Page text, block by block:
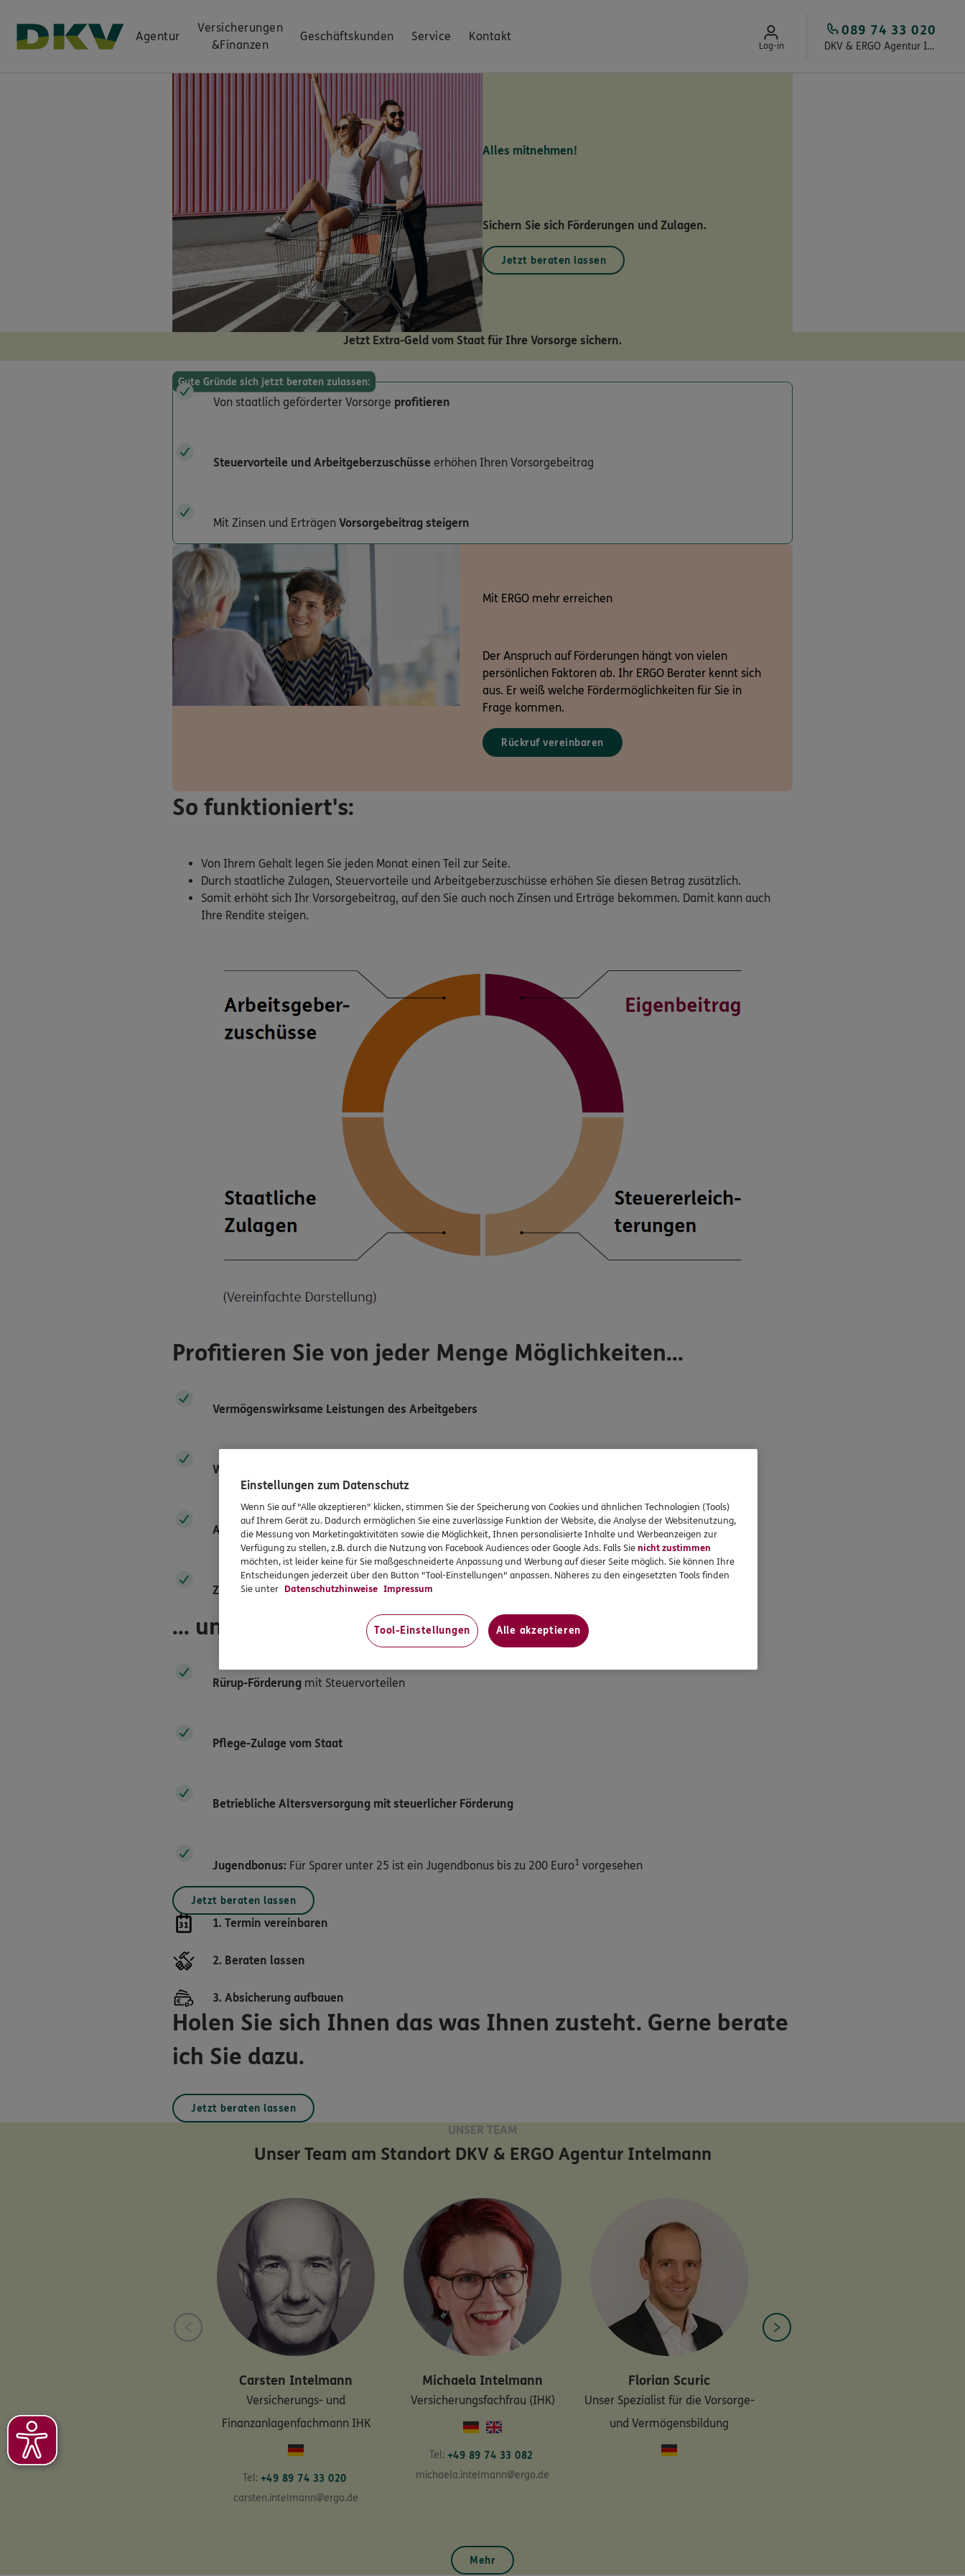
Agentur
Versicherungen
&Finanzen
Geschäftskunden Service Kontakt
Log-in DKV & ERGO Agentur Intelmann
089 74 33 020
Alles mitnehmen!
Sichern Sie sich Förderungen und Zulagen.
Jetzt beraten lassen
Jetzt Extra-Geld vom Staat für Ihre Vorsorge sichern.
Gute Gründe sich jetzt beraten zulassen:
Von staatlich geförderter Vorsorge profitieren
Steuervorteile und Arbeitgeberzuschüsse erhöhen Ihren Vorsorgebeitrag
Mit Zinsen und Erträgen Vorsorgebeitrag steigern
Mit ERGO mehr erreichen
Der Anspruch auf Förderungen hängt von vielen
persönlichen Faktoren ab. Ihr ERGO Berater kennt sich
aus. Er weiß welche Fördermöglichkeiten für Sie in
Frage kommen.
Rückruf vereinbaren
So funktioniert's:
Von Ihrem Gehalt legen Sie jeden Monat einen Teil zur Seite.
Durch staatliche Zulagen, Steuervorteile und Arbeitgeberzuschüsse erhöhen Sie diesen Betrag zusätzlich.
Somit erhöht sich Ihr Vorsorgebeitrag, auf den Sie auch noch Zinsen und Erträge bekommen. Damit kann auch
Ihre Rendite steigen.
Profitieren Sie von jeder Menge Möglichkeiten...
Vermögenswirksame Leistungen des Arbeitgebers
Wohnungsbauprämie
Arbeitnehmersparzulage
Zulagenförderungmit Berufseinsteiger-Bonus für junge Leute bis 25
... und noch mehr:
Rürup-Förderung mit Steuervorteilen
Pflege-Zulage vom Staat
Betriebliche Altersversorgung mit steuerlicher Förderung
Jugendbonus: Für Sparer unter 25 ist ein Jugendbonus bis zu 200 Euro1 vorgesehen
Jetzt beraten lassen
1. Termin vereinbaren
2. Beraten lassen
3. Absicherung aufbauen
Holen Sie sich Ihnen das was Ihnen zusteht. Gerne berate
ich Sie dazu.
Jetzt beraten lassen
UNSER TEAM
Unser Team am Standort DKV & ERGO Agentur Intelmann
Carsten Intelmann
Versicherungs- und
Finanzanlagenfachmann IHK
Tel: +49 89 74 33 020
carsten.intelmann@ergo.de
Michaela Intelmann
Versicherungsfachfrau (IHK)
Tel: +49 89 74 33 082
michaela.intelmann@ergo.de
Florian Scuric
Unser Spezialist für die Vorsorge-
und Vermögensbildung
Mehr
Einstellungen zum Datenschutz
Wenn Sie auf "Alle akzeptieren" klicken, stimmen Sie der Speicherung von Cookies und ähnlichen Technologien (Tools)
auf Ihrem Gerät zu. Dadurch ermöglichen Sie eine zuverlässige Funktion der Website, die Analyse der Websitenutzung,
die Messung von Marketingaktivitäten sowie die Möglichkeit, Ihnen personalisierte Inhalte und Werbeanzeigen zur
Verfügung zu stellen, z.B. durch die Nutzung von Facebook Audiences oder Google Ads. Falls Sienicht zustimmen
möchten, ist leider keine für Sie maßgeschneiderte Anpassung und Werbung auf dieser Seite möglich. Sie können Ihre
Entscheidungen jederzeit über den Button "Tool-Einstellungen" anpassen. Näheres zu den eingesetzten Tools finden
Sie unter Datenschutzhinweise Impressum
Tool-Einstellungen Alle akzeptieren